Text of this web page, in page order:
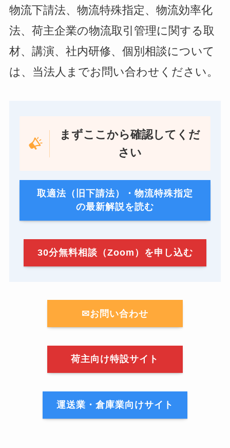
物流下請法、物流特殊指定、物流効率化
法、荷主企業の物流取引管理に関する取
材、講演、社内研修、個別相談について
は、当法人までお問い合わせください。
まずここから確認してくだ
さい
取適法（旧下請法）・物流特殊指定
の最新解説を読む
30分無料相談（Zoom）を申し込む
✉お問い合わせ
荷主向け特設サイト
運送業・倉庫業向けサイト